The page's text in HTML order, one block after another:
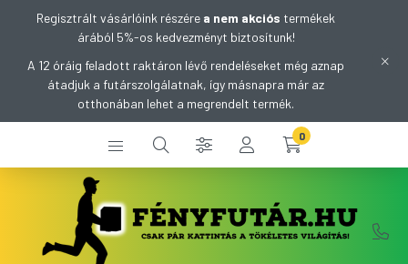
Regisztrált vásárlóink részére a nem akciós termékek
árából 5%-os kedvezményt biztosítunk!
A 12 óráig feladott raktáron lévő rendeléseket még aznap
átadjuk a futárszolgálatnak, így másnapra már az
otthonában lehet a megrendelt termék.
0